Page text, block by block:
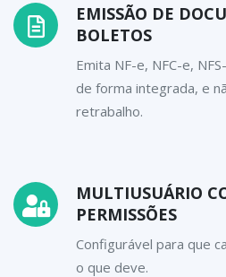
EMISSÃO DE
BOLETOS
Emita NF-e, NFC-e,
de forma integrada, e
retrabalho.
MULTIUSUÁRIO
PERMISSÕES
Configurável para que
o que deve.